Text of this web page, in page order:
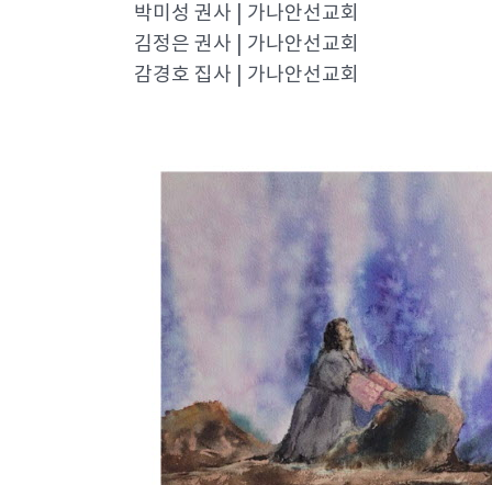
박미성 권사 | 가나안선교회
김정은 권사 | 가나안선교회
감경호 집사 | 가나안선교회